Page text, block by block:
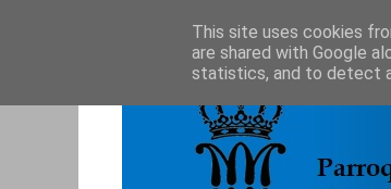
This site uses cookies
are shared with Google
statistics, and to detect